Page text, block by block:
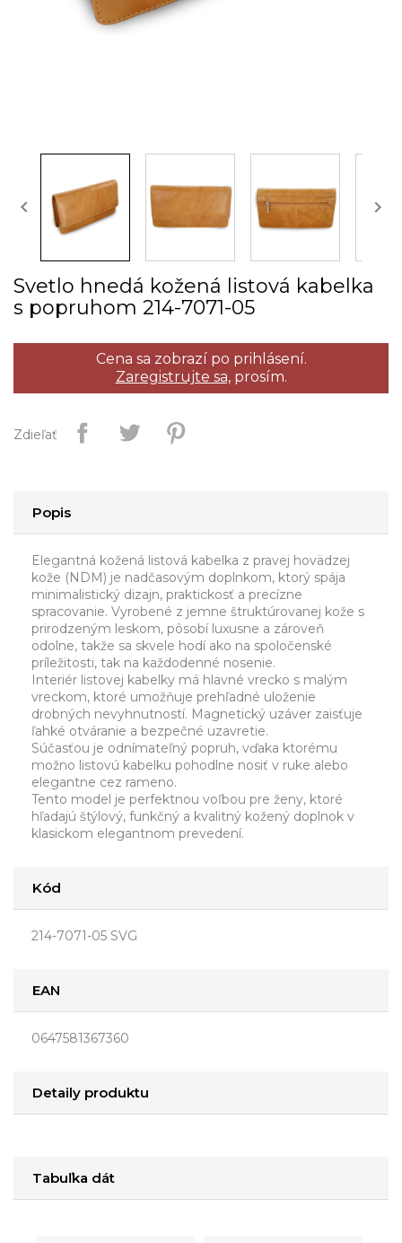
 
Svetlo hnedá kožená listová kabelka
s popruhom 214­-7071­-05
Cena sa zobrazí po prihlásení.
Zaregistrujte sa,prosím.
Zdieľať
Popis
Elegantná kožená listová kabelka z pravej hovädzej
kože (NDM) je nadčasovým doplnkom, ktorý spája
minimalistický dizajn, praktickosť a precízne
spracovanie. Vyrobené z jemne štruktúrovanej kože s
prirodzeným leskom, pôsobí luxusne a zároveň
odolne, takže sa skvele hodí ako na spoločenské
príležitosti, tak na každodenné nosenie.
Interiér listovej kabelky má hlavné vrecko s malým
vreckom, ktoré umožňuje prehľadné uloženie
drobných nevyhnutností. Magnetický uzáver zaisťuje
ľahké otváranie a bezpečné uzavretie.
Súčasťou je odnímateľný popruh, vďaka ktorému
možno listovú kabelku pohodlne nosiť v ruke alebo
elegantne cez rameno.
Tento model je perfektnou voľbou pre ženy, ktoré
hľadajú štýlový, funkčný a kvalitný kožený doplnok v
klasickom elegantnom prevedení.
Kód
214-7071-05 SVG
EAN
0647581367360
Detaily produktu
Tabuľka dát